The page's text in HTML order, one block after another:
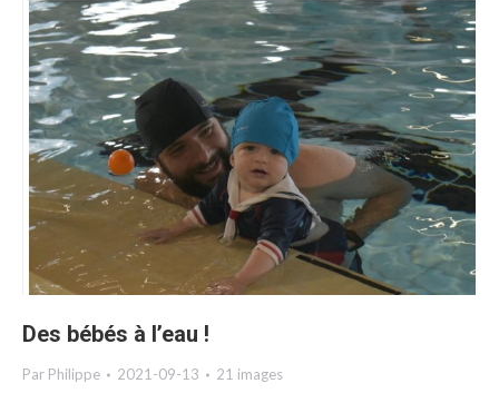
Des bébés à l’eau !
Par Philippe 2021-09-13 21 images